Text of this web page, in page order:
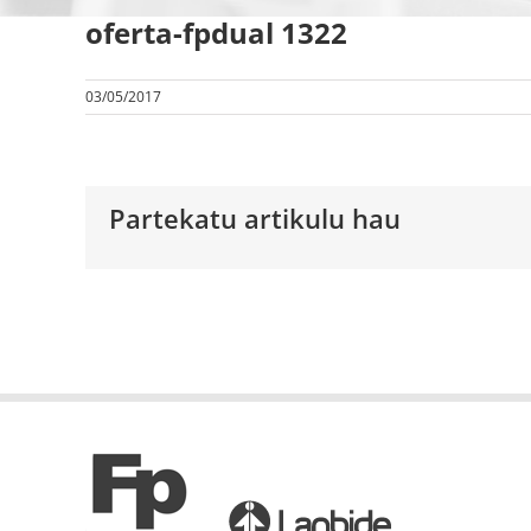
oferta-fpdual 1322
03/05/2017
Partekatu artikulu hau